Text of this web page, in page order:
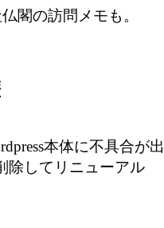
閣の訪問メモも。
本体に不具合が出
除してリニューアル